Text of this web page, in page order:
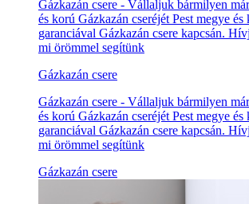
Gázkazán csere - Vállaljuk bármilyen
és korú Gázkazán cseréjét Pest megye és
garanciával Gázkazán csere kapcsán.
mi örömmel segítünk
Gázkazán csere
Gázkazán csere - Vállaljuk bármilyen
és korú Gázkazán cseréjét Pest megye és
garanciával Gázkazán csere kapcsán.
mi örömmel segítünk
Gázkazán csere